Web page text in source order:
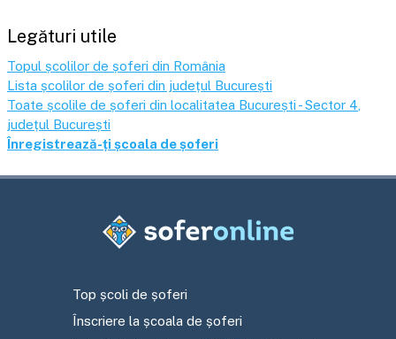
Legături utile
Topul școlilor de șoferi din România
Lista școlilor de șoferi din județul București
Toate școlile de șoferi din localitatea București - Sector 4
județul București
Înregistrează-ți școala de șoferi
Top școli de șoferi
Înscriere la școala de șoferi